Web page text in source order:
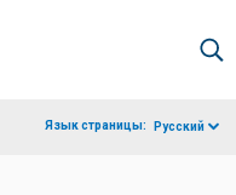
Язык страницы: Русский